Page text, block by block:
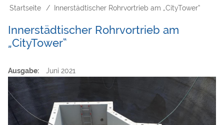
Startseite Innerstädtischer Rohrvortrieb am „CityTower“
Innerstädtischer Rohrvortrieb am
„CityTower“
Ausgabe Juni 2021